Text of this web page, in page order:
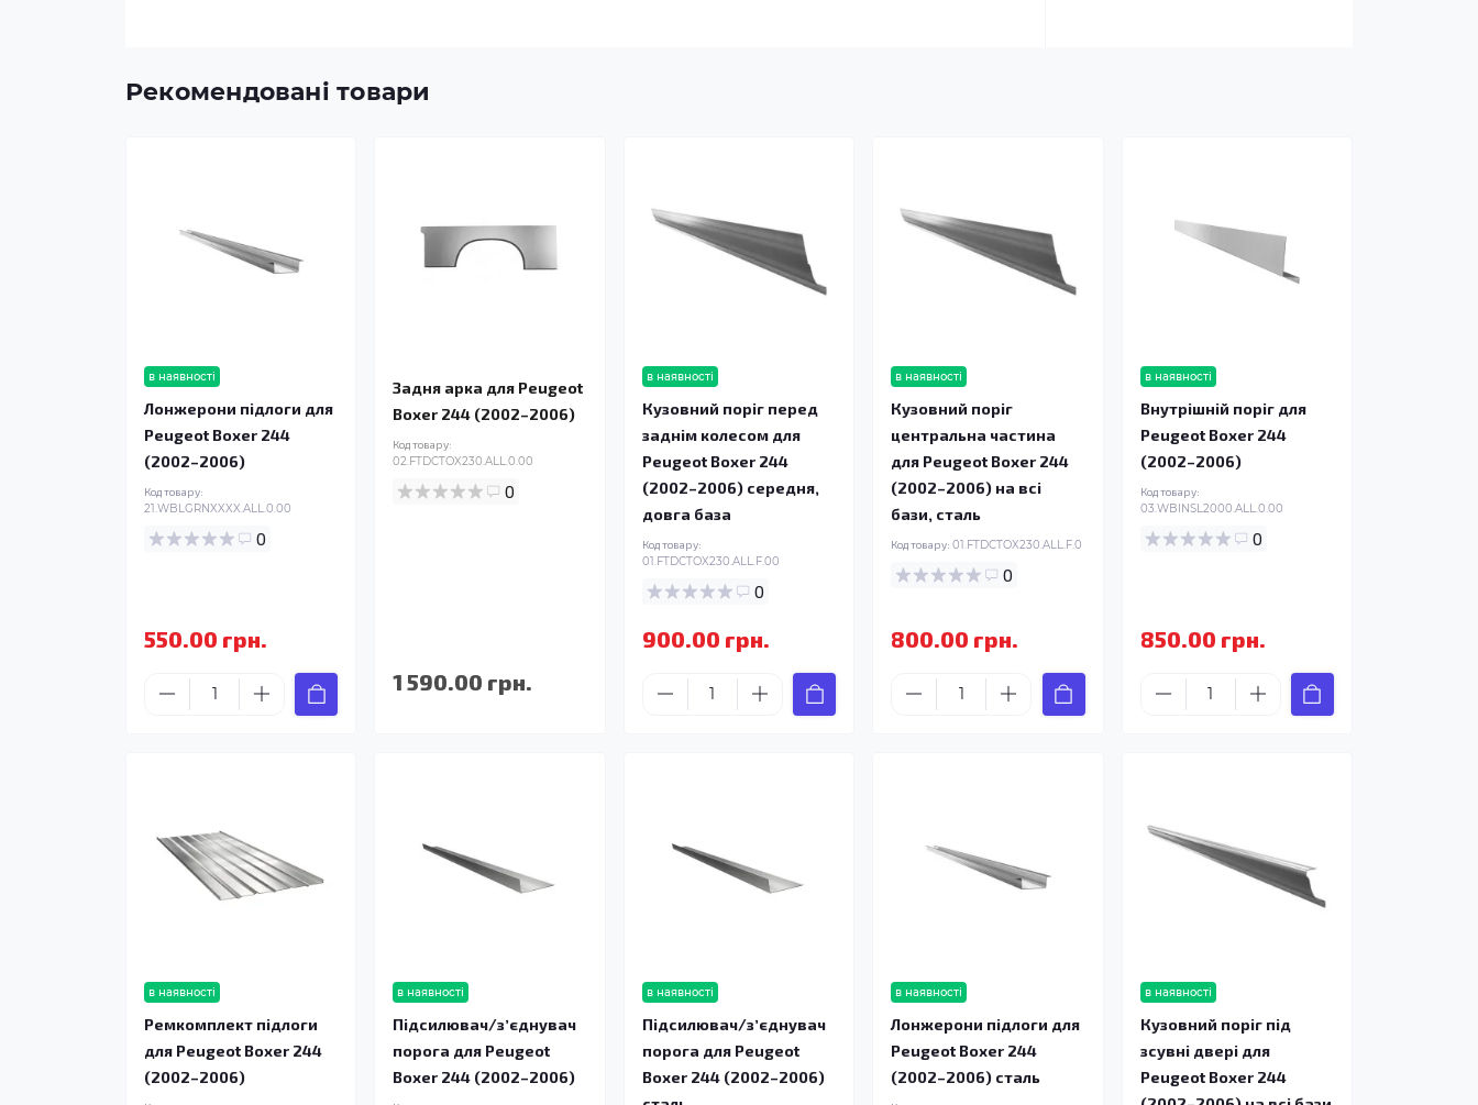
Рекомендовані товари
в наявності
Лонжерони підлоги для
Peugeot Boxer 244
(2002–2006)
Код товару:
21.WBLGRNXXXX.ALL.0.00
0
550.00 грн.
Задня арка для Peugeot
Boxer 244 (2002–2006)
Код товару:
02.FTDCTOX230.ALL.0.00
0
1 590.00 грн.
в наявності
Кузовний поріг перед
заднім колесом для
Peugeot Boxer 244
(2002–2006) середня,
довга база
Код товару:
01.FTDCTOX230.ALL.F.00
0
900.00 грн.
в наявності
Кузовний поріг
центральна частина
для Peugeot Boxer 244
(2002–2006) на всі
бази, сталь
Код товару:01.FTDCTOX230.ALL.F.0
0
800.00 грн.
в наявності
Внутрішній поріг для
Peugeot Boxer 244
(2002–2006)
Код товару:
03.WBINSL2000.ALL.0.00
0
850.00 грн.
в наявності
Ремкомплект підлоги
для Peugeot Boxer 244
(2002–2006)
в наявності
Підсилювач/зʼєднувач
порога для Peugeot
Boxer 244 (2002–2006)
в наявності
Підсилювач/зʼєднувач
порога для Peugeot
Boxer 244 (2002–2006)
в наявності
Лонжерони підлоги для
Peugeot Boxer 244
(2002–2006) сталь
в наявності
Кузовний поріг під
зсувні двері для
Peugeot Boxer 244